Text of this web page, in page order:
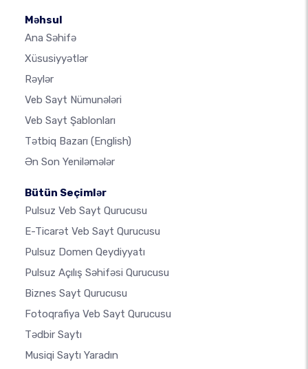
Məhsul
Ana Səhifə
Xüsusiyyətlər
Rəylər
Veb Sayt Nümunələri
Veb Sayt Şablonları
Tətbiq Bazarı (English)
Ən Son Yeniləmələr
Bütün Seçimlər
Pulsuz Veb Sayt Qurucusu
E-Ticarət Veb Sayt Qurucusu
Pulsuz Domen Qeydiyyatı
Pulsuz Açılış Səhifəsi Qurucusu
Biznes Sayt Qurucusu
Fotoqrafiya Veb Sayt Qurucusu
Tədbir Saytı
Musiqi Saytı Yaradın